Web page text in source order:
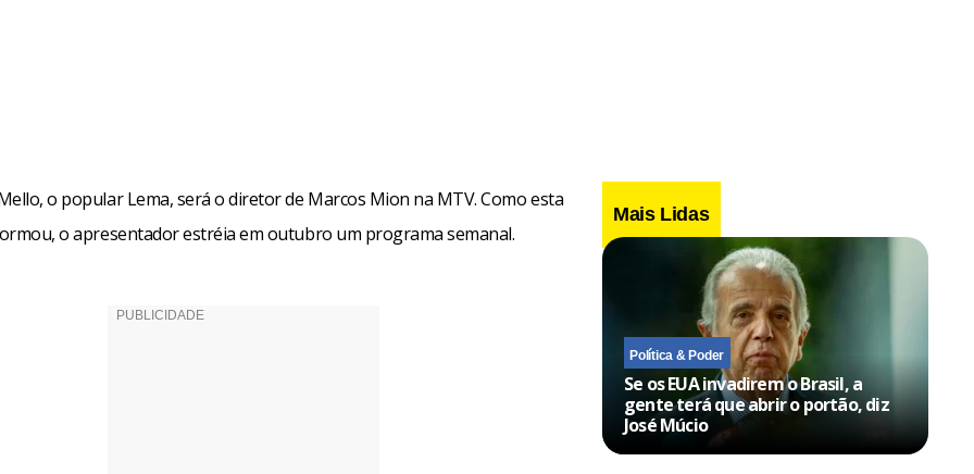
o popular Lema, será o diretor de Marcos Mion na MTV. Como esta
o apresentador estréia em outubro um programa semanal.
Mais Lidas
Política & Poder
Se os EUA invadirem o Brasil, a
gente terá que abrir o portão, diz
José Múcio